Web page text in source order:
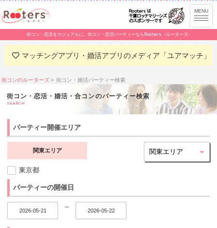
街コン・恋活をカジュアルに。街コン・恋活パーティーならRooters -ルーターズ-
マッチングアプリ・婚活アプリのメディア「ユアマッチ」
街コンのルーターズ 街コン・婚活パーティー検索
街コン・恋活・婚活・合コンのパーティー検索
SEARCH
パーティー開催エリア
関東エリア
東京都
パーティーの開催日
～